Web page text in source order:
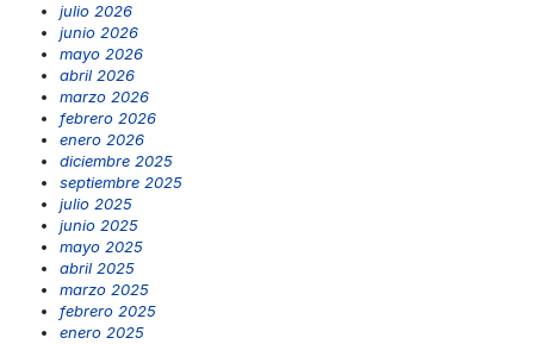
julio 2026
junio 2026
mayo 2026
abril 2026
marzo 2026
febrero 2026
enero 2026
diciembre 2025
septiembre 2025
julio 2025
junio 2025
mayo 2025
abril 2025
marzo 2025
febrero 2025
enero 2025